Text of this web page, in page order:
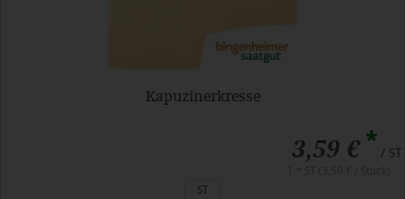
Kapuzinerkresse
3,59 €* / ST
ST